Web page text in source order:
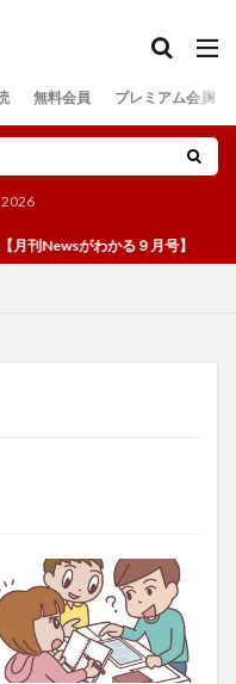
無料会員 プレミアム会員
刊Newsがわかる９月号】